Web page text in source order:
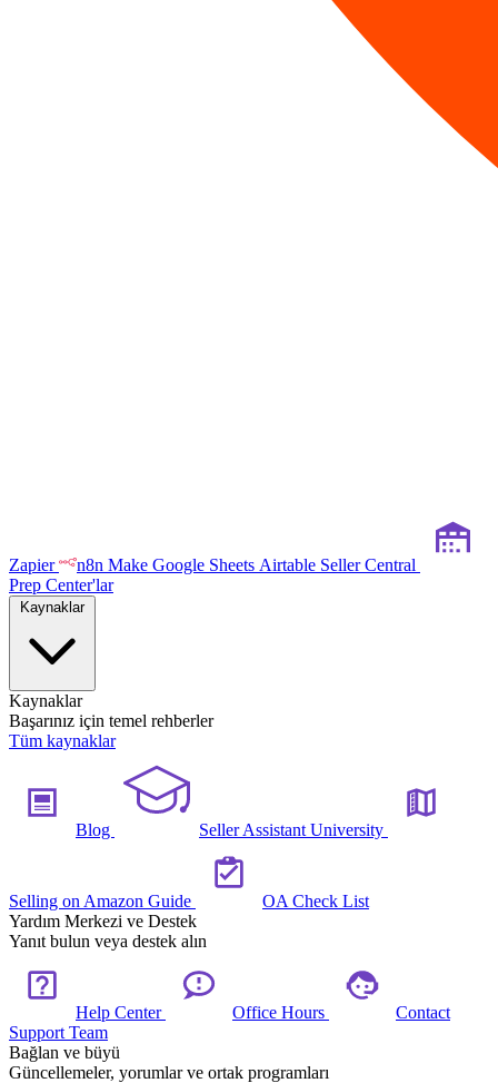
Zapier n8n Make Google Sheets Airtable Seller Central
Prep Center'lar
Kaynaklar
Kaynaklar
Başarınız için temel rehberler
Tüm kaynaklar
Blog Seller Assistant University
Selling on Amazon Guide
OA Check List
Yardım Merkezi ve Destek
Yanıt bulun veya destek alın
Help Center Office Hours
Contact
Support Team
Bağlan ve büyü
Güncellemeler, yorumlar ve ortak programları